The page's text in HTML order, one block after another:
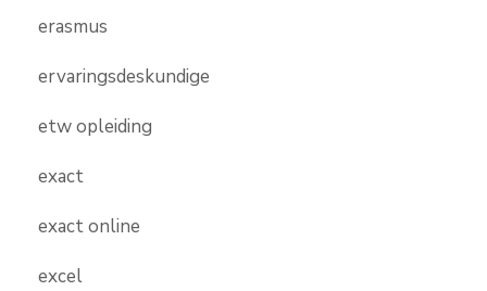
erasmus
ervaringsdeskundige
etw opleiding
exact
exact online
excel